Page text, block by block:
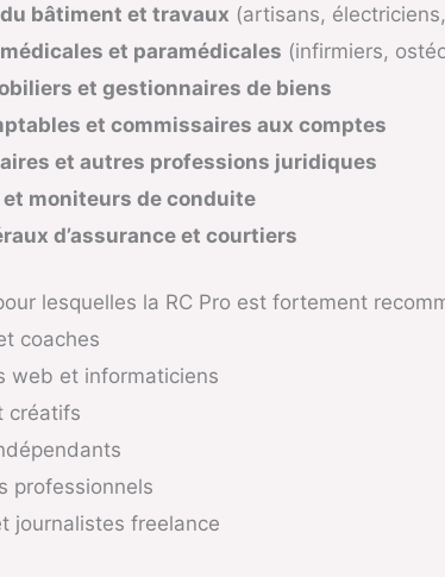
bâtiment et travaux (artisans,
et paramédicales (infirmiers,
et gestionnaires de biens
et commissaires aux comptes
et autres professions juridiques
moniteurs de conduite
d’assurance et courtiers
lesquelles la RC Pro est fortement
coaches
web et informaticiens
créatifs
professionnels
journalistes freelance